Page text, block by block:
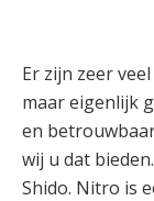
Er zijn zeer
maar eigenlijk
en
wij u dat
Shido. Nitro is